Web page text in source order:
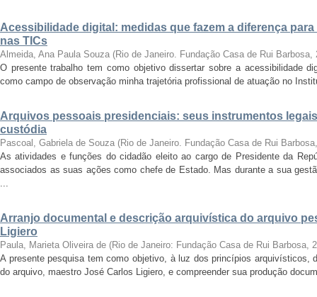
Acessibilidade digital: medidas que fazem a diferença
nas TICs
Almeida, Ana Paula Souza (Rio de Janeiro. Fundação Casa de Rui Barbosa
O presente trabalho tem como objetivo dissertar sobre a acessibilidade
como campo de observação minha trajetória profissional de atuação no
Arquivos pessoais presidenciais: seus instrumentos
custódia
Pascoal, Gabriela de Souza (Rio de Janeiro. Fundação Casa de Rui Barbosa
As atividades e funções do cidadão eleito ao cargo de Presidente da
associados as suas ações como chefe de Estado. Mas durante a sua
Arranjo documental e descrição arquivística do arquivo
Ligiero
Paula, Marieta Oliveira de (Rio de Janeiro: Fundação Casa de Rui Barbosa
A presente pesquisa tem como objetivo, à luz dos princípios arquivísticos,
do arquivo, maestro José Carlos Ligiero, e compreender sua produção